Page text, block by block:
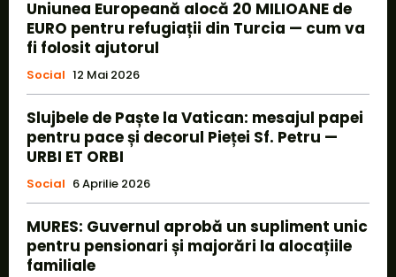
Uniunea Europeană alocă 20 MILIOANE de
EURO pentru refugiații din Turcia — cum va
fi folosit ajutorul
Social 12 Mai 2026
Slujbele de Paște la Vatican: mesajul papei
pentru pace și decorul Pieței Sf. Petru —
URBI ET ORBI
Social 6 Aprilie 2026
MURES: Guvernul aprobă un supliment unic
pentru pensionari și majorări la alocațiile
familiale